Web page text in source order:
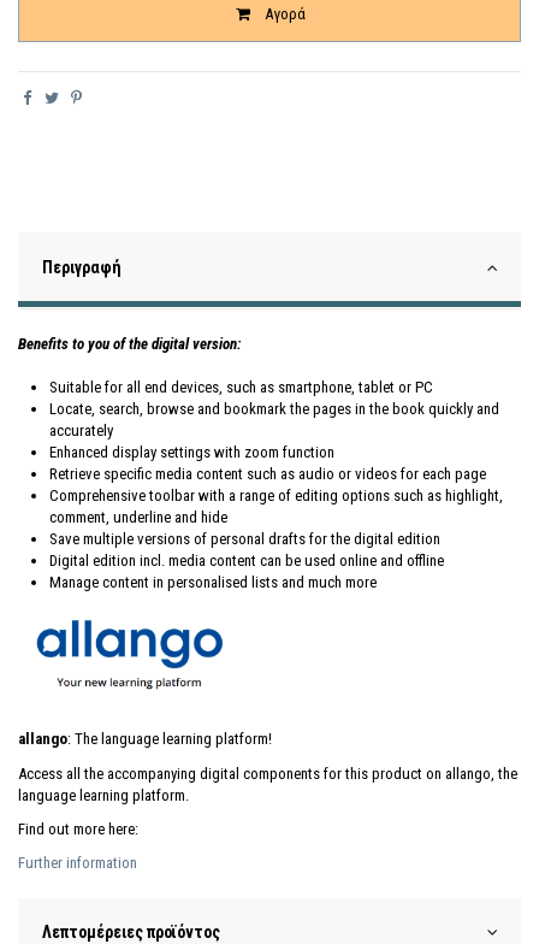
Αγορά
Περιγραφή
Benefits to you of the digital version:
Suitable for all end devices, such as smartphone, tablet or PC
Locate, search, browse and bookmark the pages in the book quickly and
accurately
Enhanced display settings with zoom function
Retrieve specific media content such as audio or videos for each page
Comprehensive toolbar with a range of editing options such as highlight,
comment, underline and hide
Save multiple versions of personal drafts for the digital edition
Digital edition incl. media content can be used online and offline
Manage content in personalised lists and much more
allango: The language learning platform!
Access all the accompanying digital components for this product on allango, the
language learning platform.
Find out more here:
Further information
Λεπτομέρειες προϊόντος